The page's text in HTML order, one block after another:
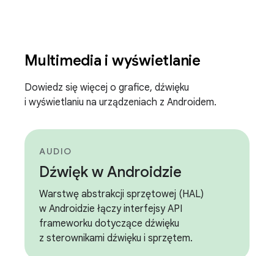
Multimedia i wyświetlanie
Dowiedz się więcej o grafice, dźwięku
i wyświetlaniu na urządzeniach z Androidem.
AUDIO
Dźwięk w Androidzie
Warstwę abstrakcji sprzętowej (HAL)
w Androidzie łączy interfejsy API
frameworku dotyczące dźwięku
z sterownikami dźwięku i sprzętem.